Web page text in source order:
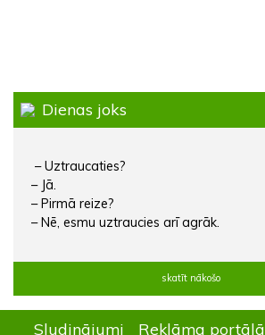
Dienas joks
– Uztraucaties?
– Jā.
– Pirmā reize?
– Nē, esmu uztraucies arī agrāk.
skatīt nākošo
Sludinājumi Reklāma portālā